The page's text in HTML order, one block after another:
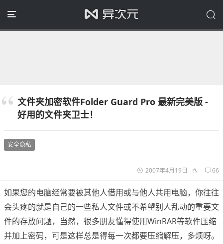
文件夹加密软件Folder Guard Pro 最新完美版 -
好用的文件夹卫士！
安全隐私
2007年4月19日 66
如果您的电脑经常要被其他人借用或与他人共用电脑，你往往
会头疼的就是自己的一些私人文件或不希望别人乱动的重要文
件的存放问题，当然，很多朋友懂得使用WinRAR等软件压缩
并加上密码，可是这样总是得每一次都要压缩解压，多烦呀。